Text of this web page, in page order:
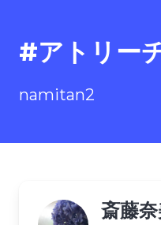
#アトリー
namitan2
斎藤